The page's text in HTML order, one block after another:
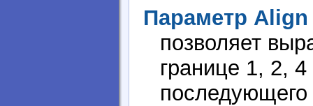
Параметр Align
позволяет
границе 1, 2,
последующего